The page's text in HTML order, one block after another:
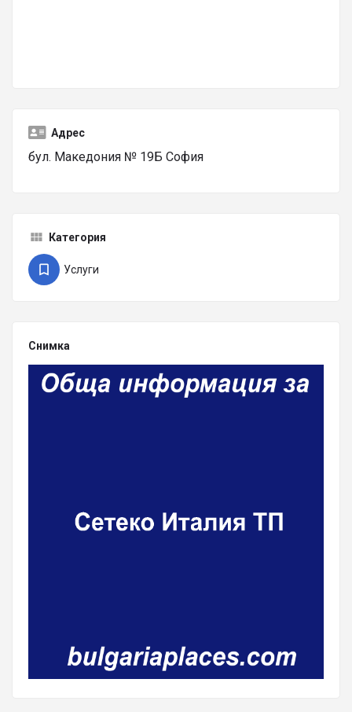
Адрес
бул. Македония № 19Б София
Категория
Услуги
Снимка